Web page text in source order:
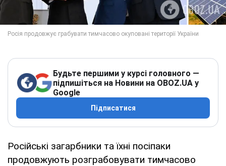
Будьте першими у курсі головного —
підпишіться на Новини на OBOZ.UA у
Google
Підписатися
Російські загарбники та їхні посіпаки
продовжують розграбовувати тимчасово